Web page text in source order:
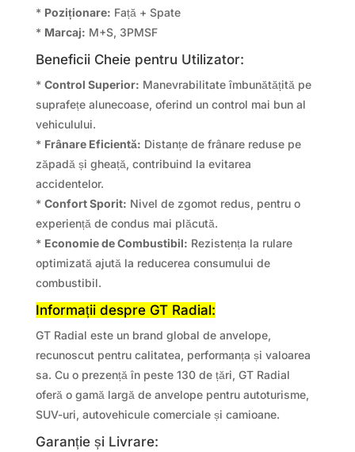
* Poziționare: Față + Spate
* Marcaj: M+S, 3PMSF
Beneficii Cheie pentru Utilizator:
* Control Superior: Manevrabilitate îmbunătățită pe
suprafețe alunecoase, oferind un control mai bun al
vehiculului.
* Frânare Eficientă: Distanțe de frânare reduse pe
zăpadă și gheață, contribuind la evitarea
accidentelor.
* Confort Sporit: Nivel de zgomot redus, pentru o
experiență de condus mai plăcută.
* Economie de Combustibil: Rezistența la rulare
optimizată ajută la reducerea consumului de
combustibil.
Informații despre GT Radial:
GT Radial este un brand global de anvelope,
recunoscut pentru calitatea, performanța și valoarea
sa. Cu o prezență în peste 130 de țări, GT Radial
oferă o gamă largă de anvelope pentru autoturisme,
SUV-uri, autovehicule comerciale și camioane.
Garanție și Livrare: